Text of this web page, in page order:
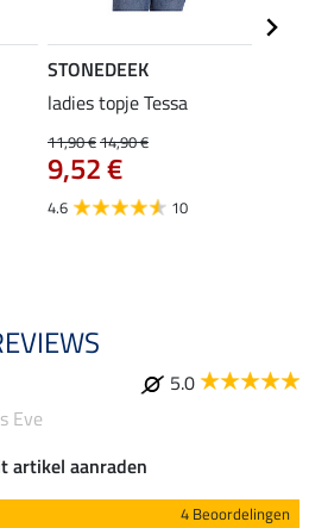
STONEDEEK
ladies topje Tessa
11,90 €14,90 €
9,52 €
4.6 10
5.0
Eve
artikel aanraden
4 Beoordelingen